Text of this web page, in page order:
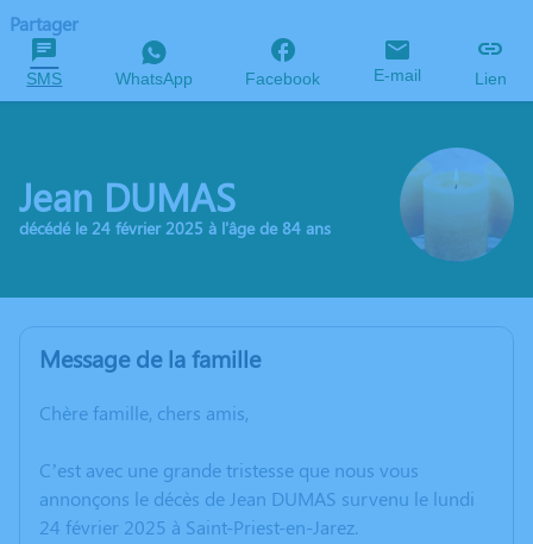
Partager
SMS WhatsApp Facebook E-mail Lien
Jean DUMAS
décédé le 24 février 2025 à l'âge de 84 ans
Message de la famille
Chère famille, chers amis,
C’est avec une grande tristesse que nous vous
annonçons le décès de Jean DUMAS survenu le lundi
24 février 2025 à Saint-Priest-en-Jarez.